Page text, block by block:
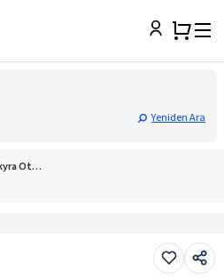
Yeniden Ara
Distomo-Arachova-Antikyra Otelleri